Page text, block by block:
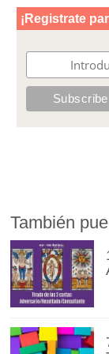
También